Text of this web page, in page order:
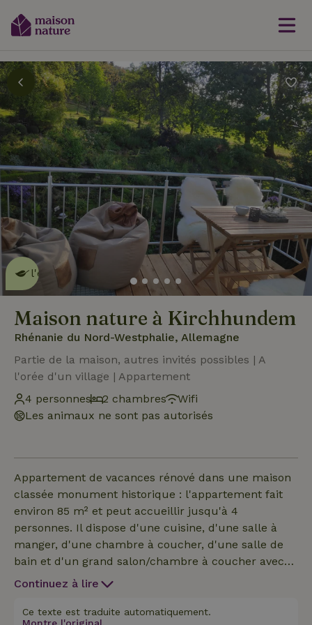
Cette Maison Nature fait de
l'effet
en savoir plus
Maison nature à Kirchhundem
Rhénanie du Nord-Westphalie, Allemagne
Partie de la maison, autres invités possibles | A
l'orée d'un village | Appartement
4 personnes
2 chambres
Wifi
Les animaux ne sont pas autorisés
Appartement de vacances rénové dans une maison
classée monument historique : l'appartement fait
environ 85 m² et peut accueillir jusqu'à 4
personnes. Il dispose d'une cuisine, d'une salle à
manger, d'une chambre à coucher, d'une salle de
bain et d'un grand salon/chambre à coucher avec
accès au balcon. Depuis le balcon, tu as une belle
matin. La cuisine est entièrement équipée avec un
Continuez à lire
Ce texte est traduite automatiquement.